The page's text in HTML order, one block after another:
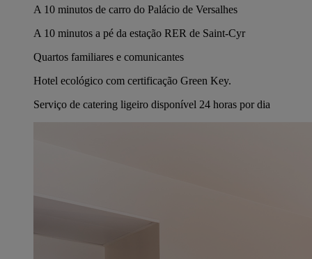
A 10 minutos de carro do Palácio de Versalhes
A 10 minutos a pé da estação RER de Saint-Cyr
Quartos familiares e comunicantes
Hotel ecológico com certificação Green Key.
Serviço de catering ligeiro disponível 24 horas por dia